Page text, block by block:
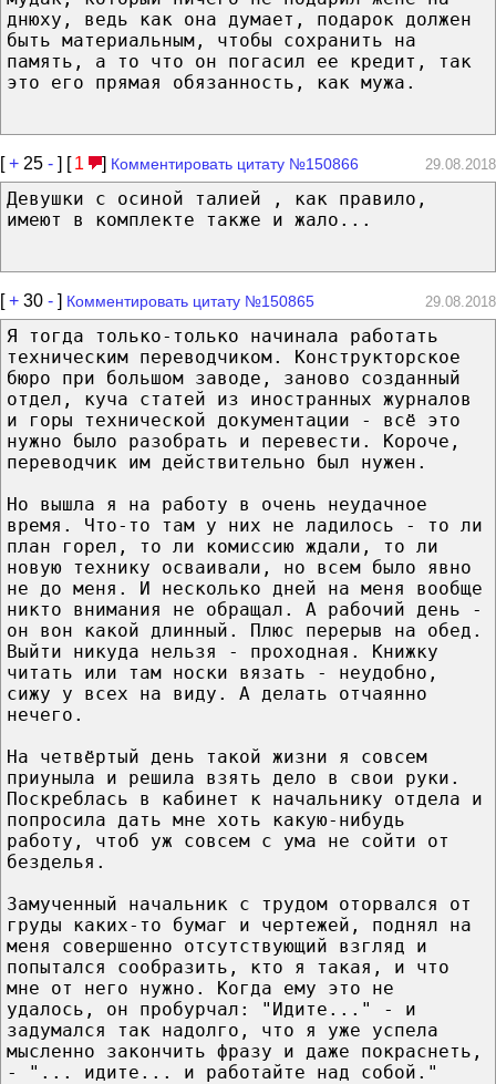
днюху, ведь как она думает, подарок должен
быть материальным, чтобы сохранить на
память, а то что он погасил ее кредит, так
это его прямая обязанность, как мужа.
[+ 25 - ] [ 1 ] Комментировать цитату №150866 29.08.2018
Девушки с осиной талией , как правило,
имеют в комплекте также и жало...
[+ 30 - ] Комментировать цитату №150865 29.08.2018
Я тогда только-только начинала работать
техническим переводчиком. Конструкторское
бюро при большом заводе, заново созданный
отдел, куча статей из иностранных журналов
и горы технической документации - всё это
нужно было разобрать и перевести. Короче,
переводчик им действительно был нужен.
Но вышла я на работу в очень неудачное
время. Что-то там у них не ладилось - то ли
план горел, то ли комиссию ждали, то ли
новую технику осваивали, но всем было явно
не до меня. И несколько дней на меня вообще
никто внимания не обращал. А рабочий день -
он вон какой длинный. Плюс перерыв на обед.
Выйти никуда нельзя - проходная. Книжку
читать или там носки вязать - неудобно,
сижу у всех на виду. А делать отчаянно
нечего.
На четвёртый день такой жизни я совсем
приуныла и решила взять дело в свои руки.
Поскреблась в кабинет к начальнику отдела и
попросила дать мне хоть какую-нибудь
работу, чтоб уж совсем с ума не сойти от
безделья.
Замученный начальник с трудом оторвался от
груды каких-то бумаг и чертежей, поднял на
меня совершенно отсутствующий взгляд и
попытался сообразить, кто я такая, и что
мне от него нужно. Когда ему это не
удалось, он пробурчал: "Идите..." - и
задумался так надолго, что я уже успела
мысленно закончить фразу и даже покраснеть,
- "... идите... и работайте над собой."